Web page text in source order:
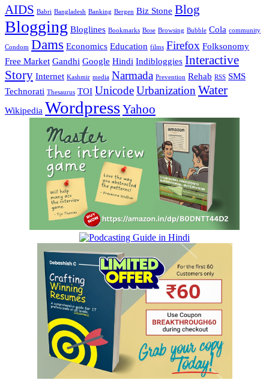
AIDS Babri Bangladesh Banking Bergen Biz Stone Blog
Blogging Bloglines Bookmarks Bose Browsing Bubble Cola community
Condom Dams Economics Education films Firefox Folksonomy
Free Market Gandhi Google Hindi Indibloggies Interactive
Story Internet Kashmir media Narmada Prevention Rehab RSS SMS
Technorati Thesaurus TOI UnicodeUrbanization Water
Wikipedia WordpressYahoo